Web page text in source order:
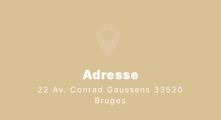
Adresse
22 Av. Conrad Gaussens 33520
Bruges